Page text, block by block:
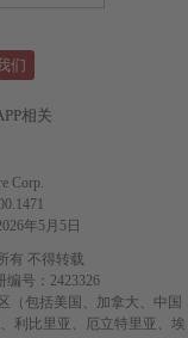
们
相关
Corp.
年5月5日
有 不得转载
编号：2423326
（包括美国、加拿大、中国
利比里亚、厄立特里亚、埃